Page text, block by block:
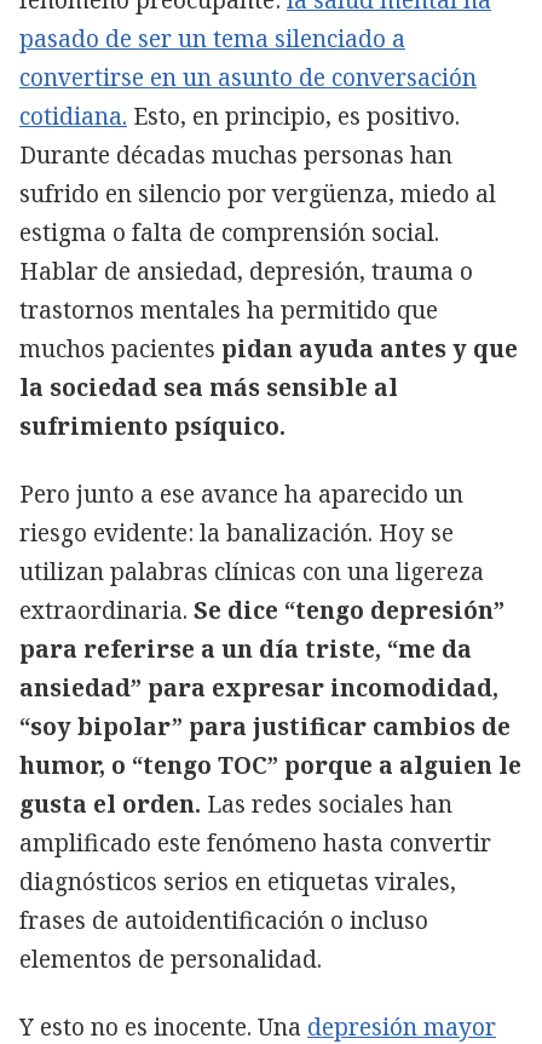
pasado de ser un tema silenciado a
convertirse en un asunto de conversación
cotidiana. Esto, en principio, es positivo.
Durante décadas muchas personas han
sufrido en silencio por vergüenza, miedo al
estigma o falta de comprensión social.
Hablar de ansiedad, depresión, trauma o
trastornos mentales ha permitido que
muchos pacientes pidan ayuda antes y que
la sociedad sea más sensible al
sufrimiento psíquico.
Pero junto a ese avance ha aparecido un
riesgo evidente: la banalización. Hoy se
utilizan palabras clínicas con una ligereza
extraordinaria. Se dice “tengo depresión”
para referirse a un día triste, “me da
ansiedad” para expresar incomodidad,
“soy bipolar” para justificar cambios de
humor, o “tengo TOC” porque a alguien le
gusta el orden. Las redes sociales han
amplificado este fenómeno hasta convertir
diagnósticos serios en etiquetas virales,
frases de autoidentificación o incluso
elementos de personalidad.
Y esto no es inocente. Una depresión mayor